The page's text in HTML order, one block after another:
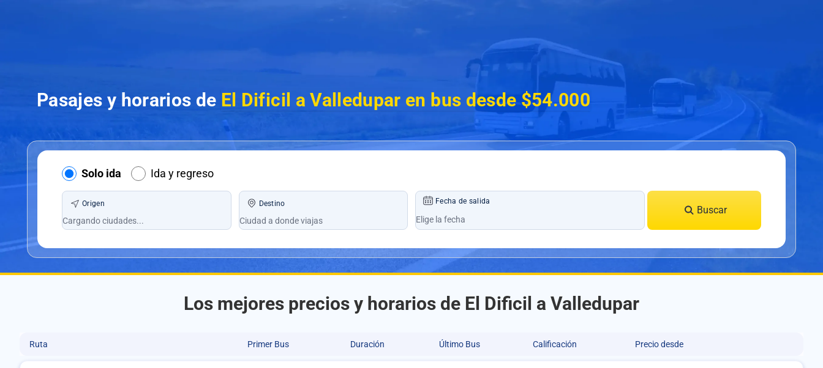
Pasajes y horarios de El Dificil a Valledupar en bus desde $54.000
Solo ida Ida y regreso
Origen Destino Fecha de salida
Buscar
Los mejores precios y horarios de El Dificil a Valledupar
Ruta Primer Bus Duración Último Bus Calificación Precio desde